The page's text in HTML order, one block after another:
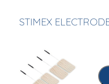
STIMEX